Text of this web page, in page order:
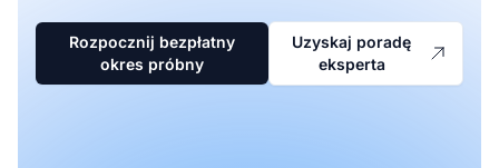
Rozpocznij bezpłatny
okres próbny
Uzyskaj poradę
eksperta